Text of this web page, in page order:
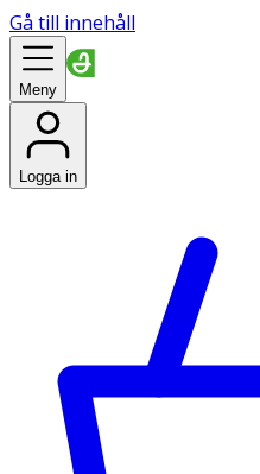
Gå till innehåll
Meny
Logga in